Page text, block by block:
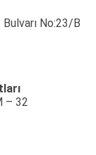
No:23/B
– 32